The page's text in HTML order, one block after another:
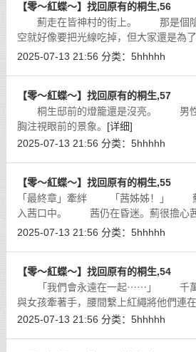
【零～紅蝶～】找回原有的桐生,56
薊走在皆神村的街上。 那是個陰
空就好像要把光線吃掉，但大家還是為
興。村子不再地震，也不會再有人犧牲了
2025-07-13 21:56 分类： 5hhhhh
【零～紅蝶～】找回原有的桐生,57
桐生邸前的燈籠還是沒亮。 男性
胸注視眼前的景象。 [详细]
2025-07-13 21:56 分类： 5hhhhh
【零～紅蝶～】找回原有的桐生,55
「最終章」牽絆 「茜姊姊！」 薊
入茜口中。 茜仍在昏迷。薊很擔心
起來。[详细]
2025-07-13 21:56 分类： 5hhhhh
【零～紅蝶～】找回原有的桐生,54
「我們會永遠在一起⋯⋯」 千萬
與女孩牽著手，腰間繫上紅繩將他們連在
2025-07-13 21:56 分类： 5hhhhh